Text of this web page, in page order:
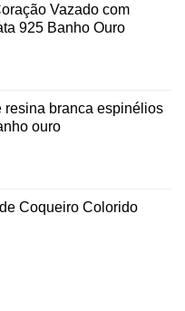
Vazado com
925 Banho Ouro
resina branca espinélios
ouro
Coqueiro Colorido